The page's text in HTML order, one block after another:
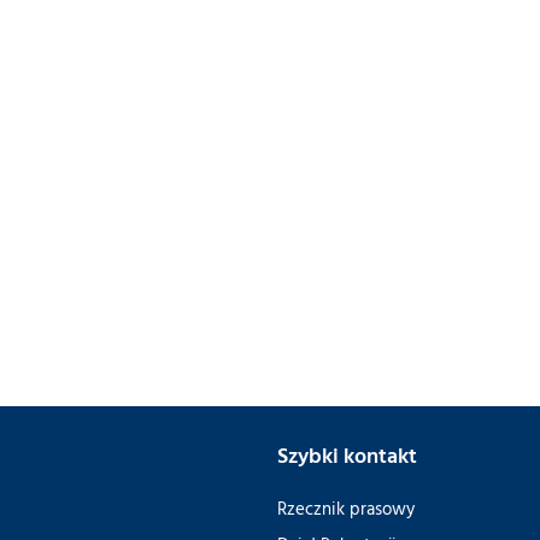
Szybki kontakt
Rzecznik prasowy